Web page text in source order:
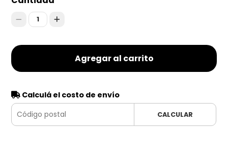
1
Agregar al carrito
Calculá el costo de envío
CALCULAR